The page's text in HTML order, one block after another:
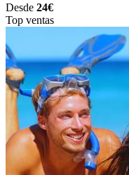
Desde 24€
Top ventas